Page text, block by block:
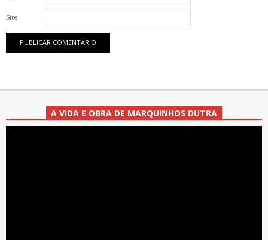
Site
A VIDA E OBRA DE MARQUINHOS DUTRA